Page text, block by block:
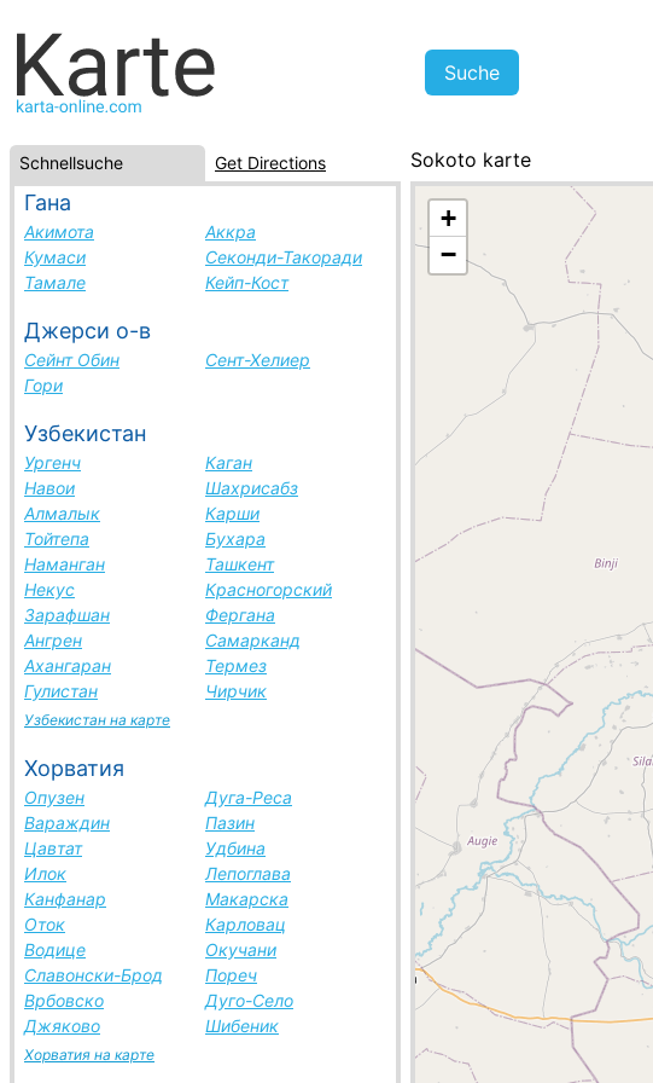
Schnellsuche Get Directions
Гана
Акимота
Аккра
Кумаси
Секонди-Такоради
Тамале
Кейп-Кост
Джерси о-в
Сейнт Обин
Сент-Хелиер
Гори
Узбекистан
Ургенч
Каган
Навои
Шахрисабз
Алмалык
Карши
Тойтепа
Бухара
Наманган
Ташкент
Некус
Красногорский
Зарафшан
Фергана
Ангрен
Самарканд
Ахангаран
Термез
Гулистан
Чирчик
Узбекистан на карте
Хорватия
Опузен
Дуга-Реса
Вараждин
Пазин
Цавтат
Удбина
Илок
Лепоглава
Канфанар
Макарска
Оток
Карловац
Водице
Окучани
Славонски-Брод
Пореч
Врбовско
Дуго-Село
Джяково
Шибеник
Хорватия на карте
Sokoto karte
Nigeria, Städte-Liste
+
−